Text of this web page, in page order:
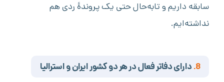
سابقه‌ داریم و تابه‌حال حتی یک پروندۀ ردی هم
نداشته‌ایم.
8. دارای دفاتر فعال در هر دو کشور ایران و استرالیا